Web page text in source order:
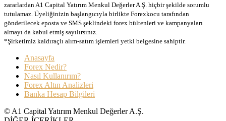
zararlardan A1 Capital Yatırım Menkul Değerler A.Ş. hiçbir şekilde sorumlu
tutulamaz. Üyeliğinizin başlangıcıyla birlikte Forexkocu tarafından
gönderilecek eposta ve SMS şeklindeki forex bültenleri ve kampanyaları
almayı da kabul etmiş sayılırsınız.
*Şirketimiz kaldıraçlı alım-satım işlemleri yetki belgesine sahiptir.
Anasayfa
Forex Nedir?
Nasıl Kullanırım?
Forex Altın Analizleri
Banka Hesap Bilgileri
© A1 Capital Yatırım Menkul Değerler A.Ş.